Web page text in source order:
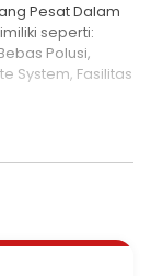
Pesat Dalam
seperti:
Polusi,
System, Fasilitas
Bangsa, Pajar